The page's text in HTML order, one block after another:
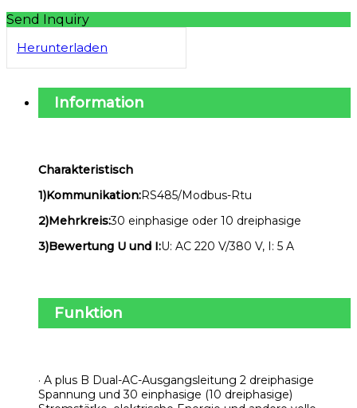
Send Inquiry
Herunterladen
Information
Charakteristisch
1)Kommunikation:RS485/Modbus-Rtu
2)Mehrkreis:30 einphasige oder 10 dreiphasige
3)Bewertung U und I:U: AC 220 V/380 V, I: 5 A
Funktion
· A plus B Dual-AC-Ausgangsleitung 2 dreiphasige
Spannung und 30 einphasige (10 dreiphasige)